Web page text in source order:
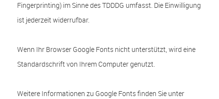
Fingerprinting) im Sinne des TDDDG umfasst. Die Einwilligung
ist jederzeit widerrufbar.
Wenn Ihr Browser Google Fonts nicht unterstützt, wird eine
Standardschrift von Ihrem Computer genutzt.
Weitere Informationen zu Google Fonts finden Sie unter